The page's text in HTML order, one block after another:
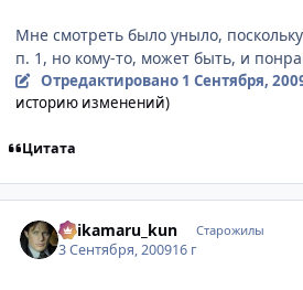
Мне смотреть было уныло,
п. 1, но кому-то, может быть, и
Отредактировано 1 Сентября,
историю изменений)
Цитата
Shikamaru_kun Старожилы
3 Сентября, 200916 г